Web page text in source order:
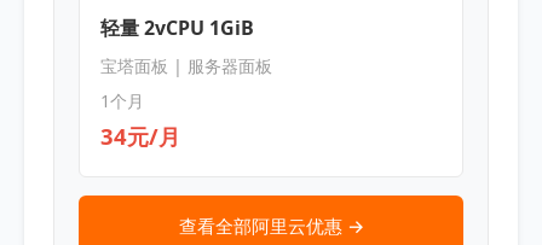
轻量 2vCPU 1GiB
宝塔面板 | 服务器面板
1个月
34元/月
查看全部阿里云优惠 →